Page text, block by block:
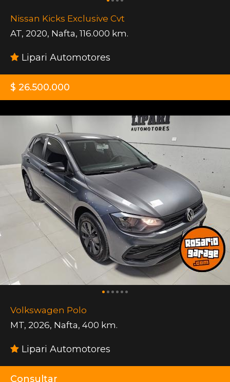
Nissan Kicks Exclusive Cvt
AT, 2020, Nafta, 116.000 km.
Lipari Automotores
$ 26.500.000
Volkswagen Polo
MT, 2026, Nafta, 400 km.
Lipari Automotores
Consultar